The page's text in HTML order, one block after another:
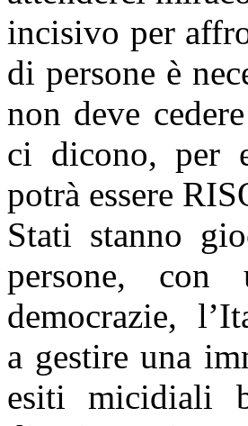
incisivo per
di persone è
non deve
ci dicono, per
potrà essere
Stati stanno
persone, con
democrazie,
a gestire una
esiti micidiali